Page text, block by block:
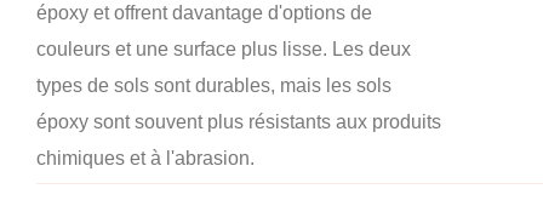
époxy et offrent davantage d'options de
couleurs et une surface plus lisse. Les deux
types de sols sont durables, mais les sols
époxy sont souvent plus résistants aux produits
chimiques et à l'abrasion.